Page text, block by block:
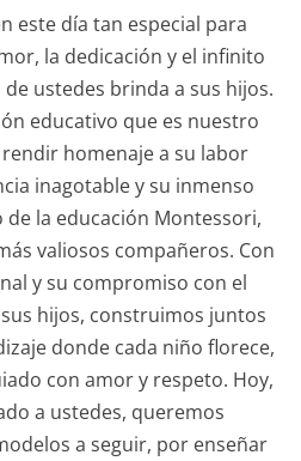
este día tan especial para
la dedicación y el infinito
ustedes brinda a sus hijos.
educativo que es nuestro
homenaje a su labor
inagotable y su inmenso
de la educación Montessori,
valiosos compañeros. Con
y su compromiso con el
hijos, construimos juntos
donde cada niño florece,
con amor y respeto. Hoy,
a ustedes, queremos
a seguir, por enseñar